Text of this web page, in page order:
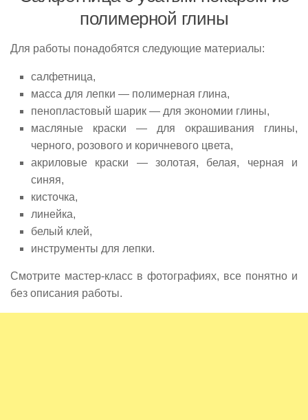
полимерной глины
Для работы понадобятся следующие материалы:
салфетница,
масса для лепки — полимерная глина,
пенопластовый шарик — для экономии глины,
масляные краски — для окрашивания глины,
черного, розового и коричневого цвета,
акриловые краски — золотая, белая, черная и
синяя,
кисточка,
линейка,
белый клей,
инструменты для лепки.
Смотрите мастер-класс в фотографиях, все понятно и
без описания работы.